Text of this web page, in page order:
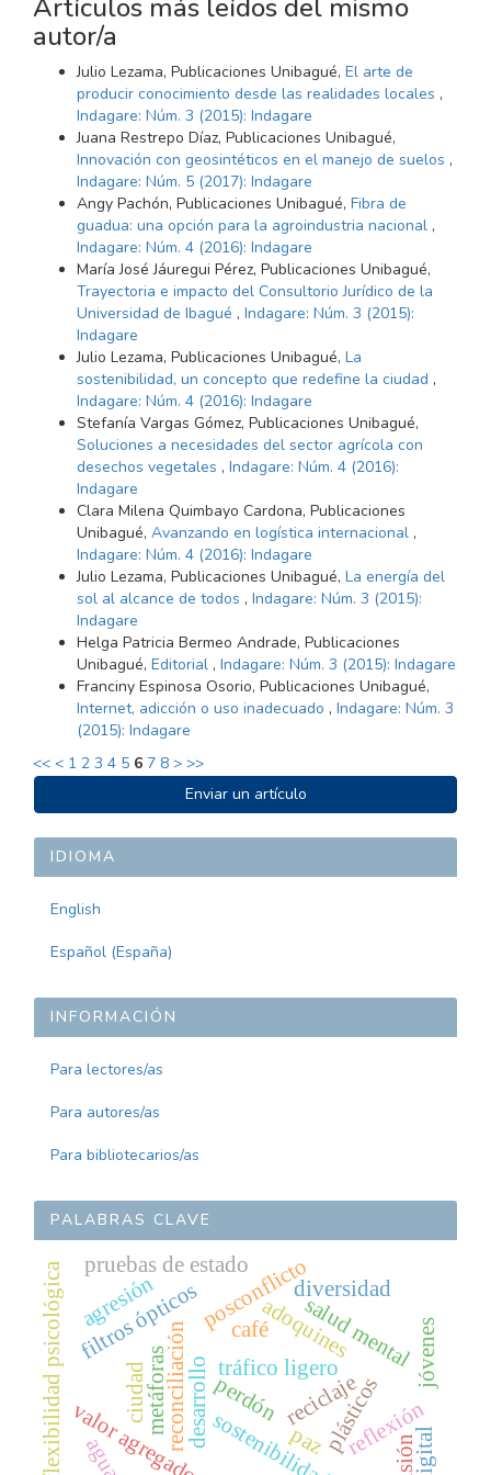
Artículos más leídos del mismo
autor/a
Julio Lezama, Publicaciones Unibagué, El arte de
producir conocimiento desde las realidades locales ,
Indagare: Núm. 3 (2015): Indagare
Juana Restrepo Díaz, Publicaciones Unibagué,
Innovación con geosintéticos en el manejo de suelos ,
Indagare: Núm. 5 (2017): Indagare
Angy Pachón, Publicaciones Unibagué, Fibra de
guadua: una opción para la agroindustria nacional ,
Indagare: Núm. 4 (2016): Indagare
María José Jáuregui Pérez, Publicaciones Unibagué,
Trayectoria e impacto del Consultorio Jurídico de la
Universidad de Ibagué , Indagare: Núm. 3 (2015):
Indagare
Julio Lezama, Publicaciones Unibagué, La
sostenibilidad, un concepto que redefine la ciudad ,
Indagare: Núm. 4 (2016): Indagare
Stefanía Vargas Gómez, Publicaciones Unibagué,
Soluciones a necesidades del sector agrícola con
desechos vegetales , Indagare: Núm. 4 (2016):
Indagare
Clara Milena Quimbayo Cardona, Publicaciones
Unibagué, Avanzando en logística internacional ,
Indagare: Núm. 4 (2016): Indagare
Julio Lezama, Publicaciones Unibagué, La energía del
sol al alcance de todos , Indagare: Núm. 3 (2015):
Indagare
Helga Patricia Bermeo Andrade, Publicaciones
Unibagué, Editorial , Indagare: Núm. 3 (2015): Indagare
Franciny Espinosa Osorio, Publicaciones Unibagué,
Internet, adicción o uso inadecuado , Indagare: Núm. 3
(2015): Indagare
<< < 1 2 3 4 5 6 7 8 > >>
ENVIAR
UN
ARTÍCULO
Enviar un artículo
IDIOMA
English
Español (España)
INFORMACIÓN
Para lectores/as
Para autores/as
Para bibliotecarios/as
PALABRAS CLAVE
adoquines
reciclaje
plásticos
tráfico ligero
paz
posconflicto
café
sostenibilidad
desarrolloperdón
reconciliación reflexión
valor agregado
pruebas de estado
metáforas
flexibilidad psicológica salud mental
filtros ópticos diversidad
ciudad
agresión
jóvenes